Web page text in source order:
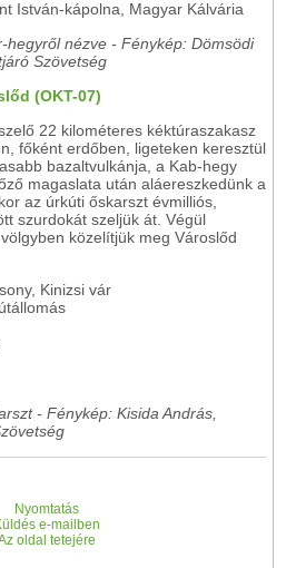
István-kápolna, Magyar Kálvária
hegyről nézve - Fénykép: Dömsödi
Szövetség
(OKT-07)
22 kilométeres kéktúraszakasz
főként erdőben, ligeteken keresztül
bazaltvulkánja, a Kab-hegy
magaslata után aláereszkedünk a
az úrkúti őskarszt évmilliós,
szurdokát szeljük át. Végül
közelítjük meg Városlőd
Kinizsi vár
- Fénykép: Kisida András,
Nyomtatás
e-mailben
oldal tetejére